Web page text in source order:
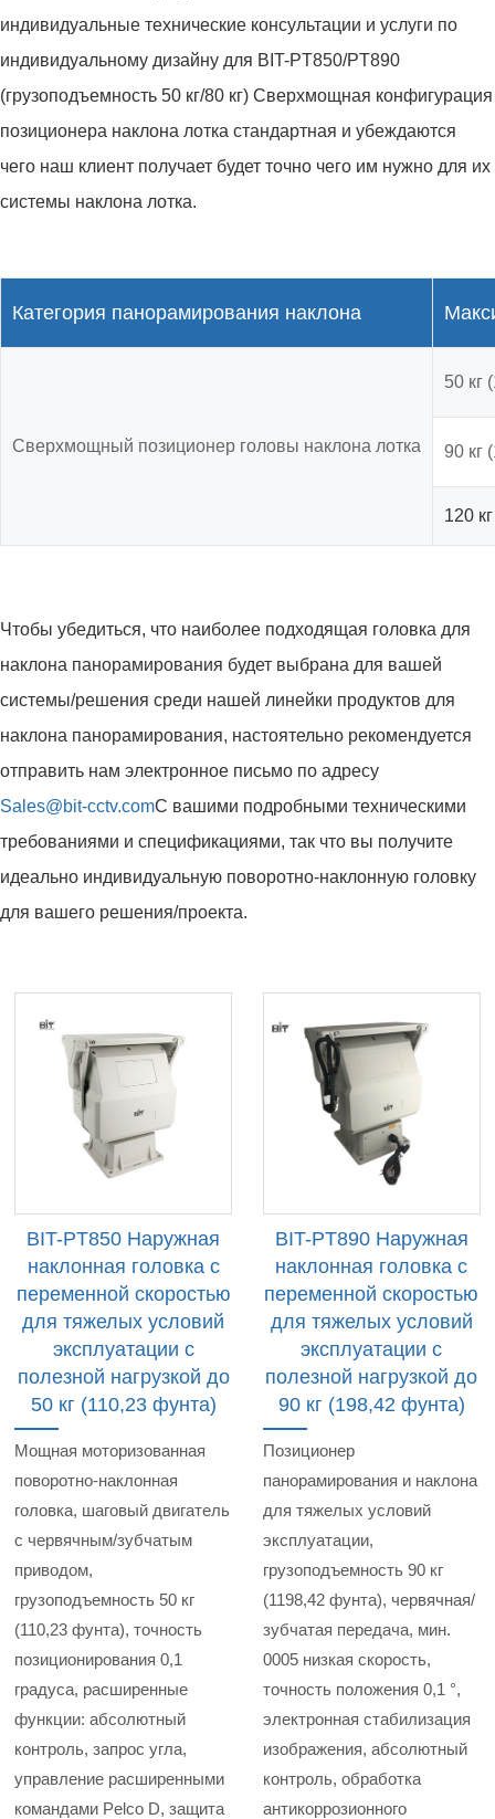
индивидуальные технические консультации и услуги по
индивидуальному дизайну для BIT-PT850/PT890
(грузоподъемность 50 кг/80 кг) Сверхмощная конфигурация
позиционера наклона лотка стандартная и убеждаются
чего наш клиент получает будет точно чего им нужно для их
системы наклона лотка.
Категория панорамирования наклона
Сверхмощный позиционер головы наклона лотка
50 кг
90 кг
120
Чтобы убедиться, что наиболее подходящая головка для
наклона панорамирования будет выбрана для вашей
системы/решения среди нашей линейки продуктов для
наклона панорамирования, настоятельно рекомендуется
отправить нам электронное письмо по адресу
Sales@bit-cctv.comС вашими подробными техническими
требованиями и спецификациями, так что вы получите
идеально индивидуальную поворотно-наклонную головку
для вашего решения/проекта.
BIT-PT850 Наружная
наклонная головка с
переменной скоростью
для тяжелых условий
эксплуатации с
полезной нагрузкой до
50 кг (110,23 фунта)
Мощная моторизованная
поворотно-наклонная
головка, шаговый двигатель
с червячным/зубчатым
приводом,
грузоподъемность 50 кг
(110,23 фунта), точность
позиционирования 0,1
градуса, расширенные
функции: абсолютный
контроль, запрос угла,
управление расширенными
командами Pelco D, защита
BIT-PT890 Наружная
наклонная головка с
переменной скоростью
для тяжелых условий
эксплуатации с
полезной нагрузкой до
90 кг (198,42 фунта)
Позиционер
панорамирования и наклона
для тяжелых условий
эксплуатации,
грузоподъемность 90 кг
(1198,42 фунта), червячная/
зубчатая передача, мин.
0005 низкая скорость,
точность положения 0,1 °,
электронная стабилизация
изображения, абсолютный
контроль, обработка
антикоррозионного